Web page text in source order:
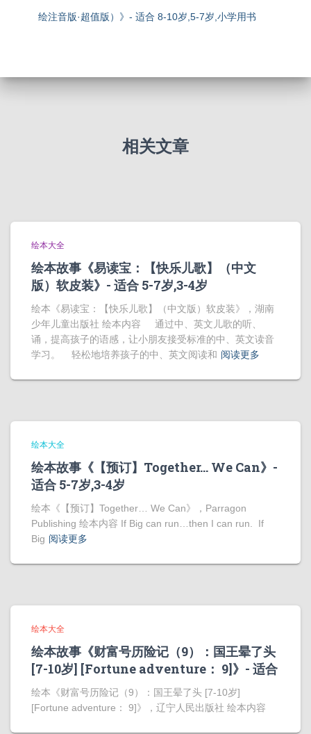
绘注音版·超值版）》- 适合 8-10岁,5-7岁,小学用书
相关文章
绘本大全
绘本故事《易读宝：【快乐儿歌】（中文
版）软皮装》- 适合 5-7岁,3-4岁
绘本《易读宝：【快乐儿歌】（中文版）软皮装》，湖南
少年儿童出版社 绘本内容 通过中、英文儿歌的听、
诵，提高孩子的语感，让小朋友接受标准的中、英文读音
学习。 轻松地培养孩子的中、英文阅读和 阅读更多
绘本大全
绘本故事《【预订】Together… We Can》-
适合 5-7岁,3-4岁
绘本《【预订】Together… We Can》，Parragon
Publishing 绘本内容 If Big can run…then I can run. If
Big 阅读更多
绘本大全
绘本故事《财富号历险记（9）：国王晕了头
[7-10岁] [Fortune adventure： 9]》- 适合
绘本《财富号历险记（9）：国王晕了头 [7-10岁]
[Fortune adventure： 9]》，辽宁人民出版社 绘本内容